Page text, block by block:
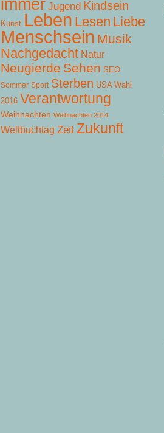
immer Jugend Kindsein
Kunst Leben Lesen Liebe
Menschsein Musik
Nachgedacht Natur
Neugierde Sehen SEO
Sommer Sport Sterben USA Wahl
2016 Verantwortung
Weihnachten Weihnachten 2014
Weltbuchtag Zeit Zukunft